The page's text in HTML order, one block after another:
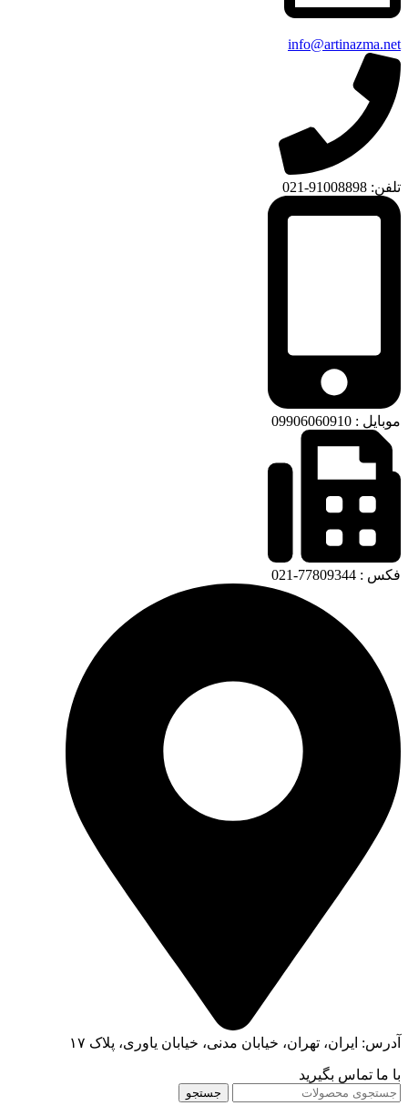
info@artinazma.net
تلفن: 91008898-021
موبایل : 09906060910
فکس : 77809344-021
آدرس: ایران، تهران، خیابان مدنی، خیابان یاوری، پلاک ۱۷
با ما تماس بگیرید
جستجو